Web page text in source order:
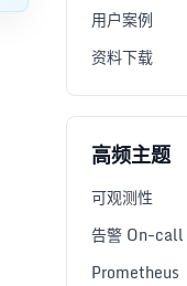
用户案例
资料下载
高频主题
可观测性
告警 On-call
Prometheus